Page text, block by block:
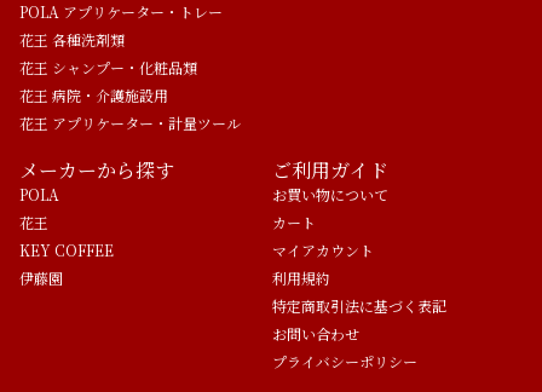
POLA アプリケーター・トレー
花王 各種洗剤類
花王 シャンプー・化粧品類
花王 病院・介護施設用
花王 アプリケーター・計量ツール
メーカーから探す
POLA
花王
KEY COFFEE
伊藤園
ご利用ガイド
お買い物について
カート
マイアカウント
利用規約
特定商取引法に基づく表記
お問い合わせ
プライバシーポリシー